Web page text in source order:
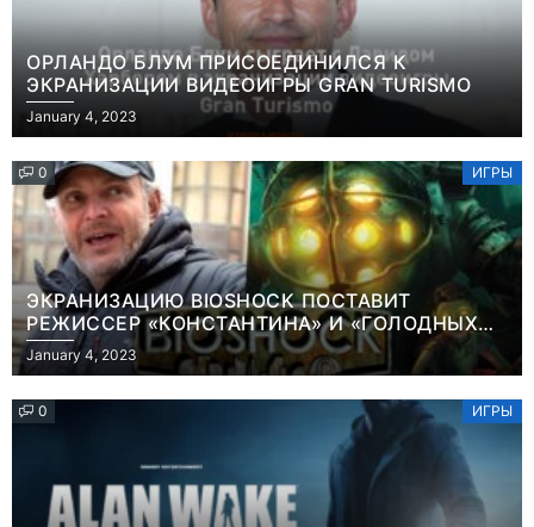
ОРЛАНДО БЛУМ ПРИСОЕДИНИЛСЯ К
ЭКРАНИЗАЦИИ ВИДЕОИГРЫ GRAN TURISMO
January 4, 2023
0 ИГРЫ
ЭКРАНИЗАЦИЮ BIOSHOCK ПОСТАВИТ
РЕЖИССЕР «КОНСТАНТИНА» И «ГОЛОДНЫХ
ИГР»
January 4, 2023
0 ИГРЫ